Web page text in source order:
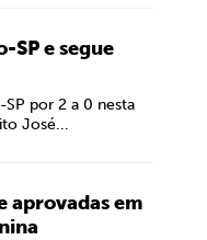
SP e segue
por 2 a 0 nesta
José...
aprovadas em